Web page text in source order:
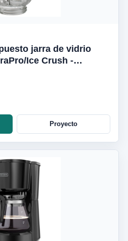
jarra de vidrio
Ice Crush -
Proyecto